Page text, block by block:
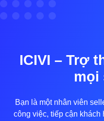
ICIVI – Trợ
mọi
Bạn là một nhân viên
công việc, tiếp cận khách